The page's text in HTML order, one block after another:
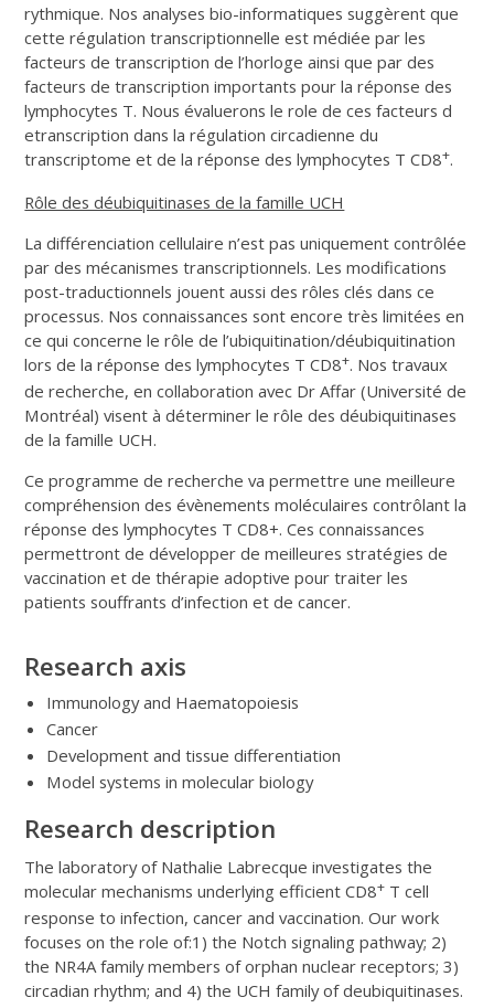
rythmique. Nos analyses bio-informatiques suggèrent que
cette régulation transcriptionnelle est médiée par les
facteurs de transcription de l’horloge ainsi que par des
facteurs de transcription importants pour la réponse des
lymphocytes T. Nous évaluerons le role de ces facteurs d
etranscription dans la régulation circadienne du
transcriptome et de la réponse des lymphocytes T CD8+.
Rôle des déubiquitinases de la famille UCH
La différenciation cellulaire n’est pas uniquement contrôlée
par des mécanismes transcriptionnels. Les modifications
post-traductionnels jouent aussi des rôles clés dans ce
processus. Nos connaissances sont encore très limitées en
ce qui concerne le rôle de l’ubiquitination/déubiquitination
lors de la réponse des lymphocytes T CD8+. Nos travaux
de recherche, en collaboration avec Dr Affar (Université de
Montréal) visent à déterminer le rôle des déubiquitinases
de la famille UCH.
Ce programme de recherche va permettre une meilleure
compréhension des évènements moléculaires contrôlant la
réponse des lymphocytes T CD8+. Ces connaissances
permettront de développer de meilleures stratégies de
vaccination et de thérapie adoptive pour traiter les
patients souffrants d’infection et de cancer.
Research axis
Immunology and Haematopoiesis
Cancer
Development and tissue differentiation
Model systems in molecular biology
Research description
The laboratory of Nathalie Labrecque investigates the
molecular mechanisms underlying efficient CD8+ T cell
response to infection, cancer and vaccination. Our work
focuses on the role of:1) the Notch signaling pathway; 2)
the NR4A family members of orphan nuclear receptors; 3)
circadian rhythm; and 4) the UCH family of deubiquitinases.